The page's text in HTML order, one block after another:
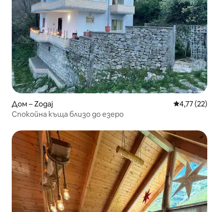
Дом – Zogaj Средна
4,77 (22)
Спокойна къща близо до езеро